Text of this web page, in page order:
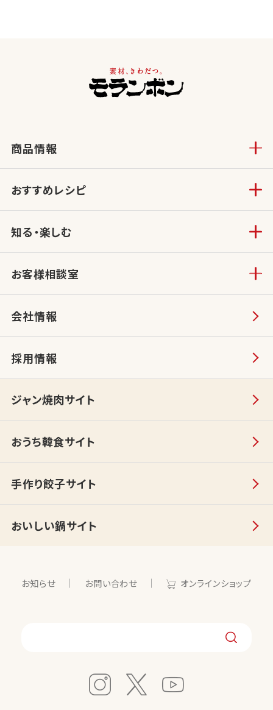
商品情報
おすすめレシピ
知る・楽しむ
お客様相談室
会社情報
採用情報
ジャン焼肉サイト
おうち韓食サイト
手作り餃子サイト
おいしい鍋サイト
お知らせ お問い合わせ オンラインショップ